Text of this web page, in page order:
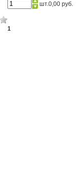
шт.0,00 руб.
1